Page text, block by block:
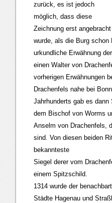
zurück, es ist jedoch
möglich, dass diese
Zeichnung erst angebracht
wurde, als die Burg
urkundliche Erwähnung
einen Walter von
vorherigen Erwähnungen
Drachenfels nahe bei
Jahrhunderts gab es
dem Bischof von Worms
Anselm von Drachenfels,
sind. Von diesen beiden
bekannteste
Siegel derer vom
einem Spitzschild.
1314 wurde der
Städte Hagenau und